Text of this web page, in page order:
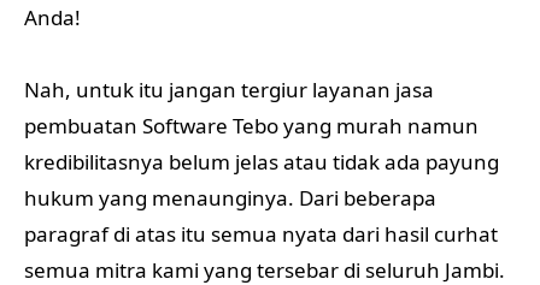
Anda!
Nah, untuk itu jangan tergiur layanan jasa
pembuatan Software Tebo yang murah namun
kredibilitasnya belum jelas atau tidak ada payung
hukum yang menaunginya. Dari beberapa
paragraf di atas itu semua nyata dari hasil curhat
semua mitra kami yang tersebar di seluruh Jambi.